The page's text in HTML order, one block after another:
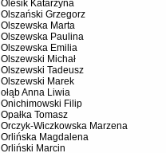
Olesik Katarzyna
Olszański Grzegorz
Olszewska Marta
Olszewska Paulina
Olszewska Emilia
Olszewski Michał
Olszewski Tadeusz
Olszewski Marek
ołąb Anna Liwia
Onichimowski Filip
Opałka Tomasz
Orczyk-Wiczkowska Marzena
Orlińska Magdalena
Orliński Marcin